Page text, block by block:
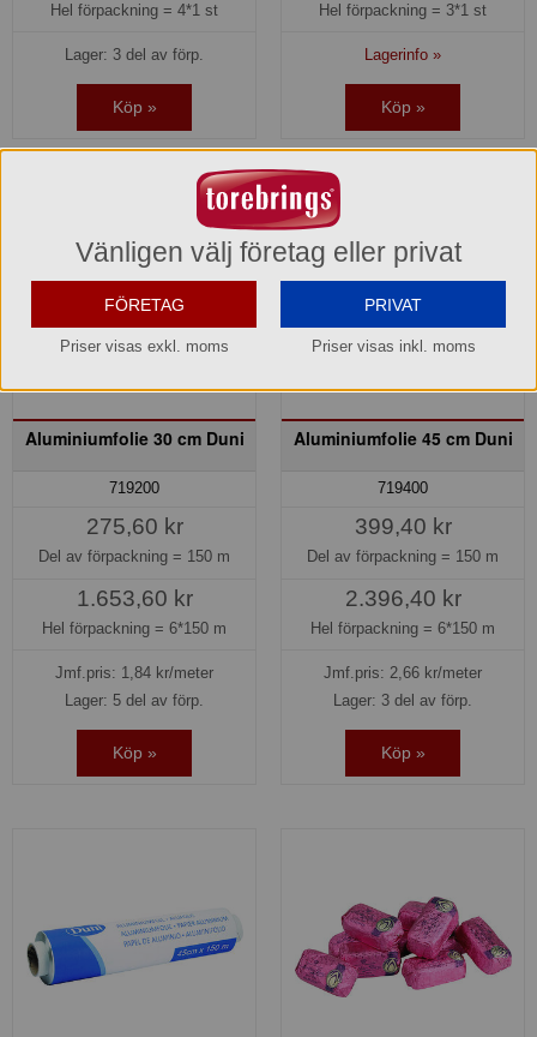
Hel förpackning = 4*1 st
Lager: 3 del av förp.
Köp »
Hel förpackning = 3*1 st
Lagerinfo »
Köp »
Aluminiumfolie 30 cm Duni
719200
275,60 kr
Del av förpackning = 150 m
1.653,60 kr
Hel förpackning = 6*150 m
Jmf.pris: 1,84 kr/meter
Lager: 5 del av förp.
Köp »
Aluminiumfolie 45 cm Duni
719400
399,40 kr
Del av förpackning = 150 m
2.396,40 kr
Hel förpackning = 6*150 m
Jmf.pris: 2,66 kr/meter
Lager: 3 del av förp.
Köp »
Vänligen välj företag eller privat
FÖRETAG
Priser visas exkl. moms
PRIVAT
Priser visas inkl. moms